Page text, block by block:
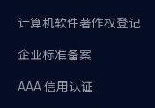
计算机软件著作权登记
企业标准备案
AAA 信用认证